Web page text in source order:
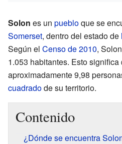
Solon es un puebloque se
Somerset, dentro del estado de
Según el Censo de 2010,
1.053 habitantes. Esto significa
aproximadamente 9,98
cuadradode su territorio.
Contenido
¿Dónde se encuentra